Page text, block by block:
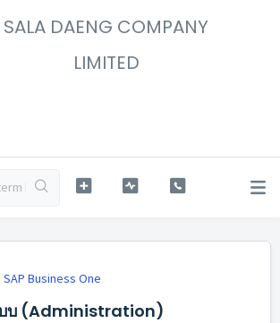
SALA DAENG COMPANY
LIMITED
SAP Business One
บบ (Administration)